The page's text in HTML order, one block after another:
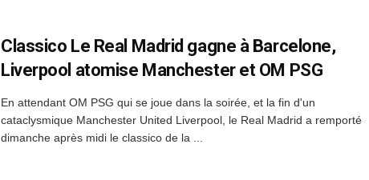
Classico Le Real Madrid gagne à Barcelone,
Liverpool atomise Manchester et OM PSG
En attendant OM PSG qui se joue dans la soirée, et la fin d'un
cataclysmique Manchester United Liverpool, le Real Madrid a remporté
dimanche après midi le classico de la ...